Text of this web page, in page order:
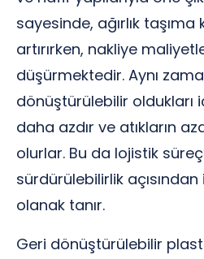
sayesinde, ağırlık
artırırken, nakliye
düşürmektedir. Aynı
dönüştürülebilir oldukları
daha azdır ve atıkların
olurlar. Bu da lojistik
sürdürülebilirlik
olanak tanır.
Geri dönüştürülebilir